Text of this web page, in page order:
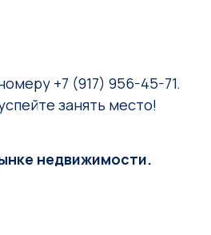
+7 (917) 956-45-71.
занять место!
недвижимости.